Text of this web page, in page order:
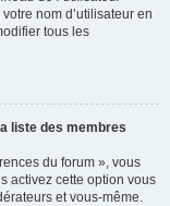
nom d’utilisateur en
tous les
liste des membres
du forum », vous
activez cette option vous
et vous-même.